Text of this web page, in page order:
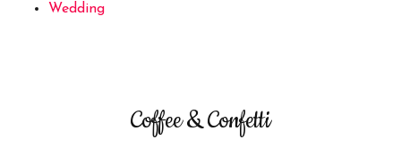
Wedding
Coffee & Confetti